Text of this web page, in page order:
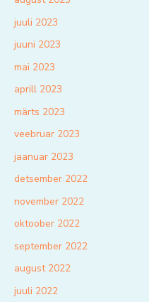
juuli 2023
juuni 2023
mai 2023
aprill 2023
märts 2023
veebruar 2023
jaanuar 2023
detsember 2022
november 2022
oktoober 2022
september 2022
august 2022
juuli 2022